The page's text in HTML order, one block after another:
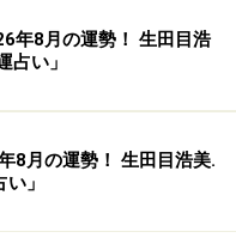
年8月の運勢！ 生田目浩
占い」
8月の運勢！ 生田目浩美.
」